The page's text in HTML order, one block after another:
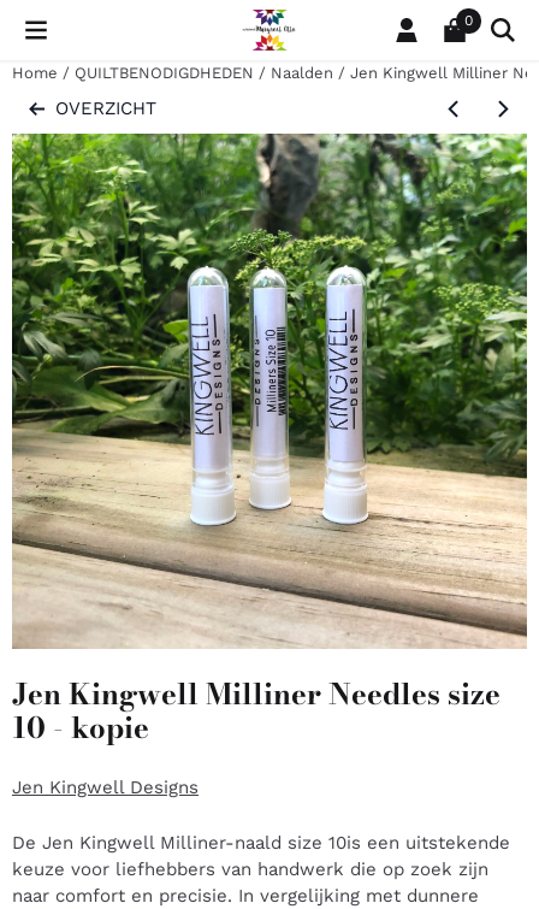
Cookievoorkeuren zijn momenteel gesloten. 0
Home / QUILTBENODIGDHEDEN / Naalden / Jen Kingwell Milliner
OVERZICHT
Jen Kingwell Milliner Needles size
10 - kopie
Jen Kingwell Designs
De Jen Kingwell Milliner-naald size 10is een uitstekende
keuze voor liefhebbers van handwerk die op zoek zijn
naar comfort en precisie. In vergelijking met dunnere